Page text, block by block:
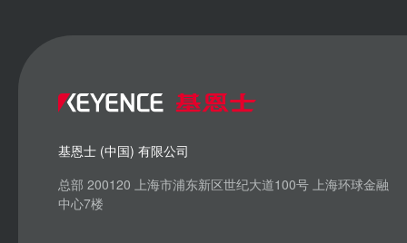
基恩士 (中国) 有限公司
总部 200120 上海市浦东新区世纪大道100号 上海环球金融
中心7楼